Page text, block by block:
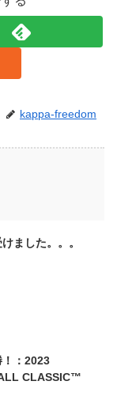
kappa-freedom
ました。。。
：2023
CLASSIC™